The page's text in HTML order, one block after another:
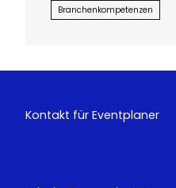
Branchenkompetenzen
Kontakt für Eventplaner